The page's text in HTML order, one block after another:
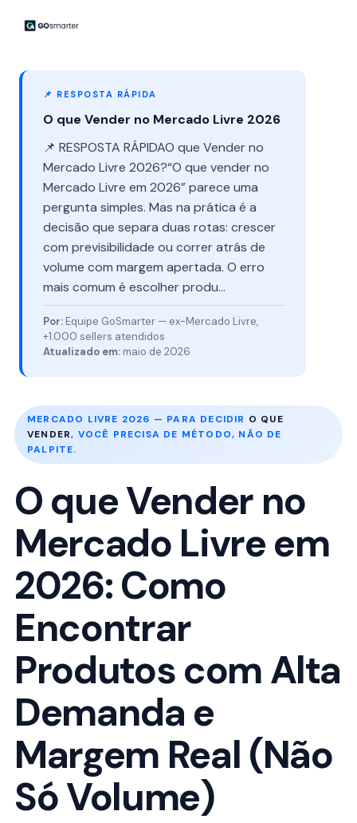
📌 RESPOSTA RÁPIDA
O que Vender no Mercado Livre 2026
📌 RESPOSTA RÁPIDAO que Vender no
Mercado Livre 2026?“O que vender no
Mercado Livre em 2026” parece uma
pergunta simples. Mas na prática é a
decisão que separa duas rotas: crescer
com previsibilidade ou correr atrás de
volume com margem apertada. O erro
mais comum é escolher produ...
Por: Equipe GoSmarter — ex-Mercado Livre,
+1.000 sellers atendidos
Atualizado em: maio de 2026
MERCADO LIVRE 2026 — PARA DECIDIR O QUE
VENDER, VOCÊ PRECISA DE MÉTODO, NÃO DE
PALPITE.
O que Vender no
Mercado Livre em
2026: Como
Encontrar
Produtos com Alta
Demanda e
Margem Real (Não
Só Volume)